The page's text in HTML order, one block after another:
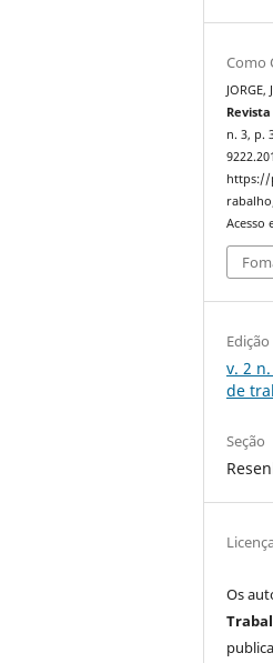
Como
n. 3, p.
https://
Acesso
Edição
v. 2
de
Seção
Os